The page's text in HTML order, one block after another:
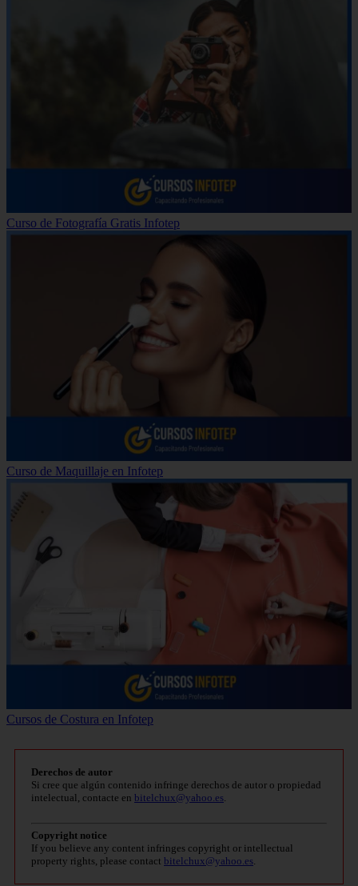
Curso de Fotografía Gratis Infotep
Curso de Maquillaje en Infotep
Cursos de Costura en Infotep
Derechos de autor
Si cree que algún contenido infringe derechos de autor o propiedad
intelectual, contacte en bitelchux@yahoo.es.
Copyright notice
If you believe any content infringes copyright or intellectual
property rights, please contact bitelchux@yahoo.es.